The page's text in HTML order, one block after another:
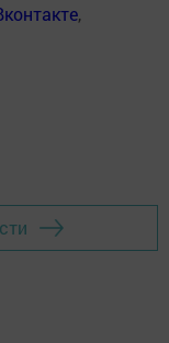
,